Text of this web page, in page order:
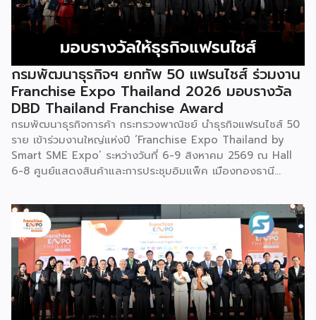
กรมพัฒนาธุรกิจฯ ยกทัพ 50 แฟรนไชส์ ร่วมงาน
Franchise Expo Thailand 2026 มอบรางวัล
DBD Thailand Franchise Award
กรมพัฒนาธุรกิจการค้า กระทรวงพาณิชย์ นำธุรกิจแฟรนไชส์ 50
ราย เข้าร่วมงานใหญ่แห่งปี ‘Franchise Expo Thailand by
Smart SME Expo’ ระหว่างวันที่ 6-9 สิงหาคม 2569 ณ Hall
6-8 ศูนย์แสดงสินค้าและการประชุมอิมแพ็ค เมืองทองธานี
2026 ให้แก่ผู้ประกอบธุรกิจแฟรนไชส์ที่อยู่ในการส่งเสริมสนับสนุน
ของกรมฯ นายพูนพงษ์ นัยนาภากรณ์ อธิบดีกรมพัฒนาธุรกิจ
การค้า กระทรวงพาณิชย์ เปิดเผยภายหลังเป็นประธานเปิดงาน
“งานแฟรนไชส์ เอ็กซ์โป ไทยแลนด์ บาย สมาร์ท เอสเอ็มอี เอ็กซ์
โป (Franchise Expo Thailand by Smart SME Expo)” ซึ่ง
เป็นงานแสดงธุรกิจแฟรนไชส์ชั้นนำที่จัดขึ้นโดย บริษัท พีเอ็มจี
คอร์ปอเรชัน จำกัด เพื่อยกระดับศักยภาพของผู้ประกอบการและ
เจ้าของธุรกิจที่ต้องการขยายกิจการผ่านระบบแฟรนไชส์ […]